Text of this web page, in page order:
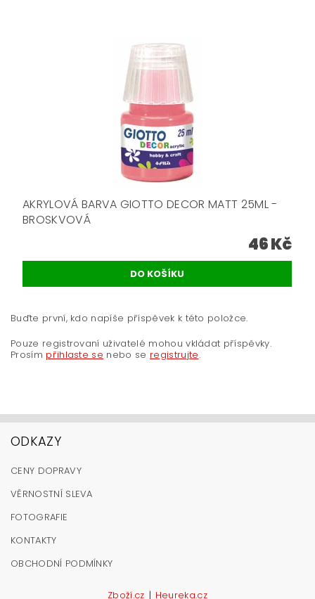
AKRYLOVÁ BARVA GIOTTO DECOR MATT 25ML -
BROSKVOVÁ
46 Kč
Buďte první, kdo napíše příspěvek k této položce.
Pouze registrovaní uživatelé mohou vkládat příspěvky.
Prosím přihlaste se nebo se registrujte.
ODKAZY
CENY DOPRAVY
VĚRNOSTNÍ SLEVA
FOTOGRAFIE
KONTAKTY
OBCHODNÍ PODMÍNKY
Zboží.cz Heureka.cz